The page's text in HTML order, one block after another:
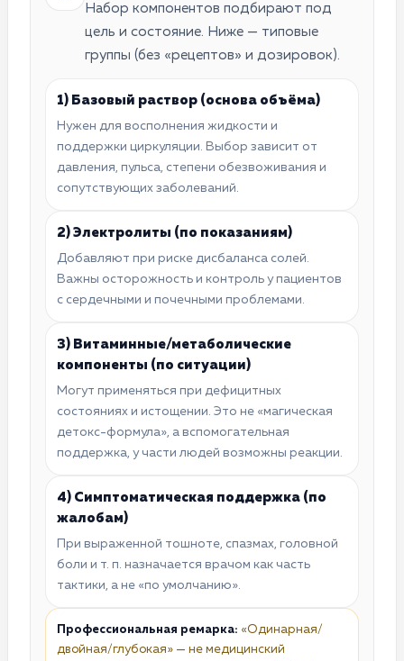
Набор компонентов подбирают под
цель и состояние. Ниже — типовые
группы (без «рецептов» и дозировок).
1) Базовый раствор (основа объёма)
Нужен для восполнения жидкости и
поддержки циркуляции. Выбор зависит от
давления, пульса, степени обезвоживания и
сопутствующих заболеваний.
2) Электролиты (по показаниям)
Добавляют при риске дисбаланса солей.
Важны осторожность и контроль у пациентов
с сердечными и почечными проблемами.
3) Витаминные/метаболические
компоненты (по ситуации)
Могут применяться при дефицитных
состояниях и истощении. Это не «магическая
детокс-формула», а вспомогательная
поддержка, у части людей возможны реакции.
4) Симптоматическая поддержка (по
жалобам)
При выраженной тошноте, спазмах, головной
боли и т. п. назначается врачом как часть
тактики, а не «по умолчанию».
Профессиональная ремарка: «Одинарная/
двойная/глубокая» — не медицинский